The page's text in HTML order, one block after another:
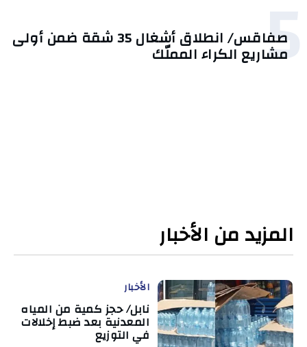
5 صفاقس/ انطلاق أشغال 35 شقة ضمن أولى
مشاريع الكراء المملّك
المزيد من الأخبار
الأخبار
نابل/ حجز كمية من المياه
المعدنية بعد ضبط إخلالات
في التوزيع